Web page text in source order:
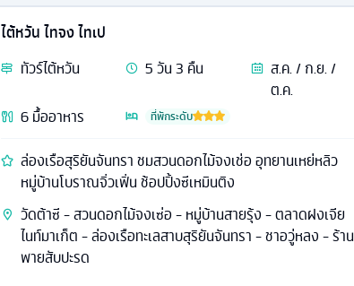
ไต้หวัน ไทจง ไทเป
ทัวร์ไต้หวัน 5วัน3 คืน
ส.ค. / ก.ย. /
ต.ค.
6มื้ออาหาร ที่พักระดับ
ล่องเรือสุริยันจันทรา ชมสวนดอกไม้จงเช่อ อุทยานเหย่หลิว
หมู่บ้านโบราณจิ่วเฟิ่น ช้อปปิ้งซีเหมินติง
วัดต้าซี - สวนดอกไม้จงเซ่อ - หมู่บ้านสายรุ้ง - ตลาดฝงเจีย
ไนท์มาเก็ต - ล่องเรือทะเลสาบสุริยันจันทรา - ชาอวู่หลง - ร้าน
พายสับปะรด